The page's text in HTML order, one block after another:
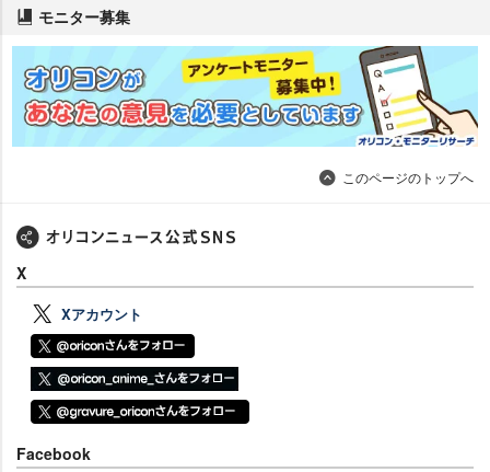
モニター募集
このページのトップへ
X
Xアカウント
Facebook